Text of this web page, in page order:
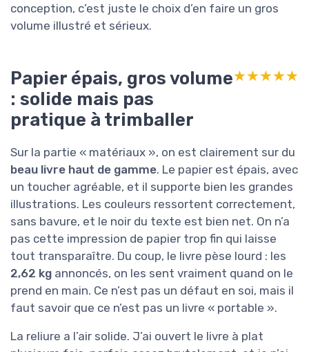
conception, c’est juste le choix d’en faire un gros
volume illustré et sérieux.
Papier épais, gros volume
: solide mais pas
pratique à trimballer
★★★★★
★★★★★
Sur la partie « matériaux », on est clairement sur du
beau livre haut de gamme. Le papier est épais, avec
un toucher agréable, et il supporte bien les grandes
illustrations. Les couleurs ressortent correctement,
sans bavure, et le noir du texte est bien net. On n’a
pas cette impression de papier trop fin qui laisse
tout transparaître. Du coup, le livre pèse lourd : les
2,62 kg annoncés, on les sent vraiment quand on le
prend en main. Ce n’est pas un défaut en soi, mais il
faut savoir que ce n’est pas un livre « portable ».
La reliure a l’air solide. J’ai ouvert le livre à plat